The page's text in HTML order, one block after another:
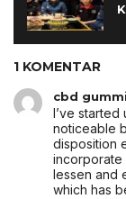
1 KOMENTAR
cbd
I’ve started
noticeable
disposition
incorporate
lessen and
which has